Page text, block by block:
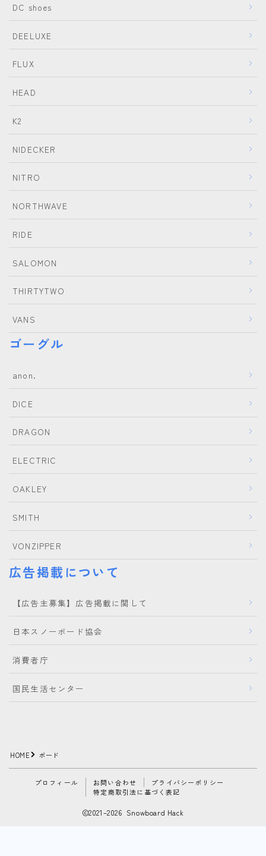
Follow Me
DC shoes
DEELUXE
FLUX
HEAD
K2
NIDECKER
NITRO
NORTHWAVE
RIDE
SALOMON
THIRTYTWO
VANS
ゴーグル
anon.
DICE
DRAGON
ELECTRIC
OAKLEY
SMITH
VONZIPPER
広告掲載について
【広告主募集】広告掲載に関して
日本スノーボード協会
消費者庁
国民生活センター
HOME ボード
プロフィール お問い合わせ
プライバシーポリシー
特定商取引法に基づく表記
2021–2026 Snowboard Hack